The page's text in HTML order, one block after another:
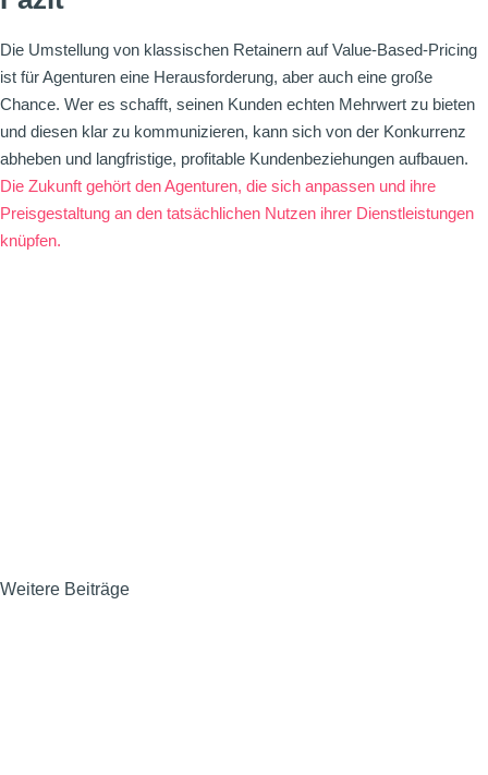
Die Umstellung von klassischen Retainern auf Value-Based-Pricing
ist für Agenturen eine Herausforderung, aber auch eine große
Chance. Wer es schafft, seinen Kunden echten Mehrwert zu bieten
und diesen klar zu kommunizieren, kann sich von der Konkurrenz
abheben und langfristige, profitable Kundenbeziehungen aufbauen.
Die Zukunft gehört den Agenturen, die sich anpassen und ihre
Preisgestaltung an den tatsächlichen Nutzen ihrer Dienstleistungen
knüpfen.
Weitere Beiträge